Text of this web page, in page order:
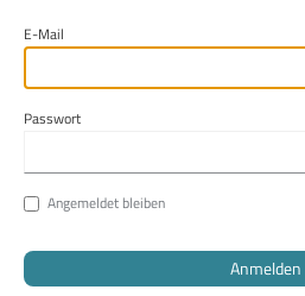
E-Mail
Passwort
Angemeldet bleiben